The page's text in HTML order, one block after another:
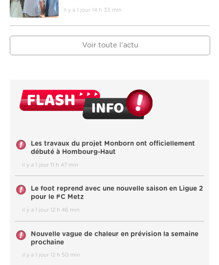
il y a 1 jour 14 h 33 min
Voir toute l'actu
Les travaux du projet Monborn ont officiellement
débuté à Hombourg-Haut
il y a 1 jour 11 h 47 min
Le foot reprend avec une nouvelle saison en Ligue 2
pour le FC Metz
il y a 1 jour 12 h 46 min
Nouvelle vague de chaleur en prévision la semaine
prochaine
il y a 1 jour 12 h 50 min